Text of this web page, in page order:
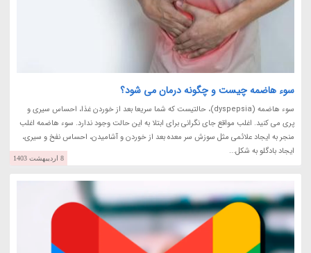
سوء هاضمه چیست و چگونه درمان می شود؟
سوء هاضمه (dyspepsia)، حالتیست که شما سریعا بعد از خوردن غذا، احساس سیری و
پری می کنید. اغلب مواقع جای نگرانی برای ابتلا به این حالت وجود ندارد. سوء هاضمه اغلب
منجر به ایجاد علائمی مثل سوزش سر معده بعد از خوردن و آشامیدن، احساس نفخ و سیری،
ایجاد بادگلو به شکل...
8 اردیبهشت 1403